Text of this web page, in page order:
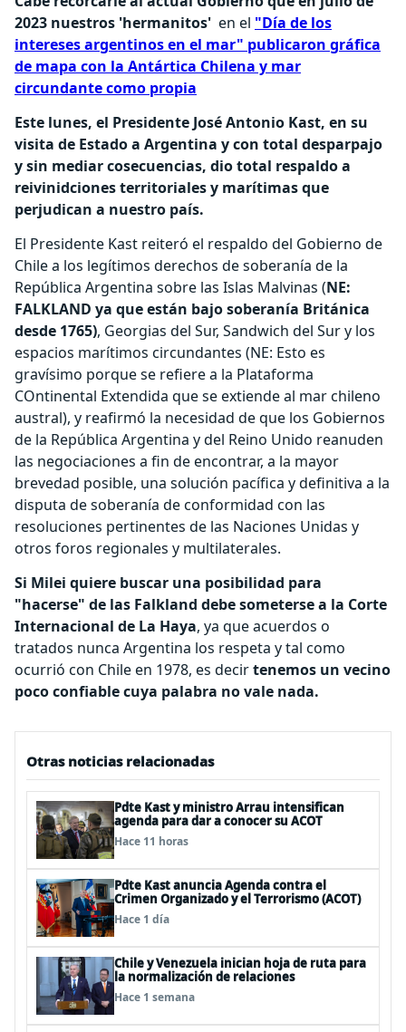
2023 nuestros 'hermanitos' en el "Día de los
intereses argentinos en el mar" publicaron gráfica
de mapa con la Antártica Chilena y mar
circundante como propia
Este lunes, el Presidente José Antonio Kast, en su
visita de Estado a Argentina y con total desparpajo
y sin mediar cosecuencias, dio total respaldo a
reivinidciones territoriales y marítimas que
perjudican a nuestro país.
El Presidente Kast reiteró el respaldo del Gobierno de
Chile a los legítimos derechos de soberanía de la
República Argentina sobre las Islas Malvinas (NE:
FALKLAND ya que están bajo soberanía Británica
desde 1765), Georgias del Sur, Sandwich del Sur y los
espacios marítimos circundantes (NE: Esto es
gravísimo porque se refiere a la Plataforma
COntinental Extendida que se extiende al mar chileno
austral), y reafirmó la necesidad de que los Gobiernos
de la República Argentina y del Reino Unido reanuden
las negociaciones a fin de encontrar, a la mayor
brevedad posible, una solución pacífica y definitiva a la
disputa de soberanía de conformidad con las
resoluciones pertinentes de las Naciones Unidas y
otros foros regionales y multilaterales.
Si Milei quiere buscar una posibilidad para
"hacerse" de las Falkland debe someterse a la Corte
Internacional de La Haya, ya que acuerdos o
tratados nunca Argentina los respeta y tal como
ocurrió con Chile en 1978, es decirtenemos un vecino
poco confiable cuya palabra no vale nada.
Otras noticias relacionadas
Pdte Kast y ministro Arrau intensifican
agenda para dar a conocer su ACOT
Hace 11 horas
Pdte Kast anuncia Agenda contra el
Crimen Organizado y el Terrorismo (ACOT)
Hace 1 día
Chile y Venezuela inician hoja de ruta para
la normalización de relaciones
Hace 1 semana